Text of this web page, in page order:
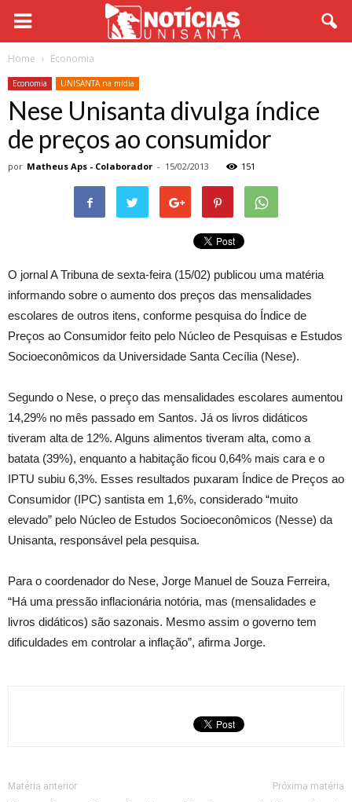
Home Economia
Economia UNISANTA na mídia
Nese Unisanta divulga índice
de preços ao consumidor
por Matheus Aps - Colaborador - 15/02/2013 151
O jornal A Tribuna de sexta-feira (15/02) publicou uma matéria
informando sobre o aumento dos preços das mensalidades
escolares de outros itens, conforme pesquisa do Índice de
Preços ao Consumidor feito pelo Núcleo de Pesquisas e Estudos
Socioeconômicos da Universidade Santa Cecília (Nese).
Segundo o Nese, o preço das mensalidades escolares aumentou
14,29% no mês passado em Santos. Já os livros didáticos
tiveram alta de 12%. Alguns alimentos tiveram alta, como a
batata (39%), enquanto a habitação ficou 0,64% mais cara e o
IPTU subiu 6,3%. Esses resultados puxaram Índice de Preços ao
Consumidor (IPC) santista em 1,6%, considerado “muito
elevado” pelo Núcleo de Estudos Socioeconômicos (Nesse) da
Unisanta, responsável pela pesquisa.
Para o coordenador do Nese, Jorge Manuel de Souza Ferreira,
“Há uma pressão inflacionária notória, mas (mensalidades e
livros didáticos) são sazonais. Mesmo assim o governo tem
dificuldades em controlar a inflação”, afirma Jorge.
Matéria anterior Próxima matéria